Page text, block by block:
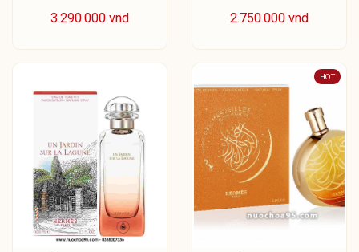
3.290.000 vnd 2.750.000 vnd
HOT